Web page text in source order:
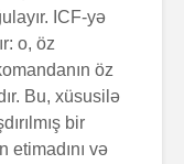
ICF-yə
o, öz
öz
Bu, xüsusilə
bir
etimadını və